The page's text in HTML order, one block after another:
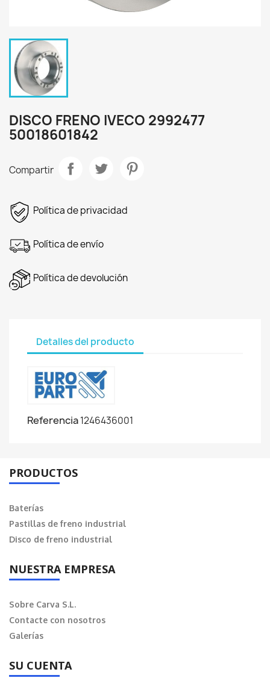
DISCO FRENO IVECO 2992477
50018601842
Compartir
Política de privacidad
Política de envío
Política de devolución
Detalles del producto
Referencia1246436001
PRODUCTOS
Baterías
Pastillas de freno industrial
Disco de freno industrial
NUESTRA EMPRESA
Sobre Carva S.L.
Contacte con nosotros
Galerías
SU CUENTA